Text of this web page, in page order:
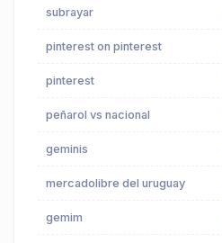
subrayar
pinterest on pinterest
pinterest
peñarol vs nacional
geminis
mercadolibre del uruguay
gemim